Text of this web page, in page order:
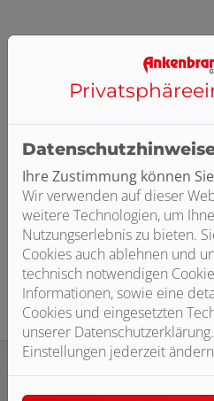
Bitte dasCookie-
dieses Element notwendigen
Ihre Zustimmung können
Wir verwenden auf dieser
weitere Technologien, um
Nutzungserlebnis zu bieten.
Cookies auch ablehnen und
technisch notwendigen
Informationen, sowie eine
Cookies und eingesetzten
unserer
Einstellungen jederzeit